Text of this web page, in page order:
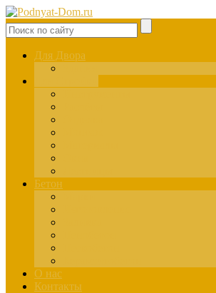
Для Двора
Бетон
О нас
Контакты